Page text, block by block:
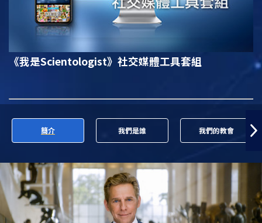
《我是Scientologist》 社交媒體工具套組
簡介 我們是誰 我們的教會